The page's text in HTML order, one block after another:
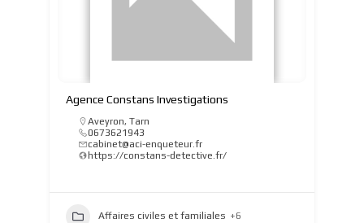
Agence Constans Investigations
Aveyron, Tarn
0673621943
cabinet@aci-enqueteur.fr
https://constans-detective.fr/
Affaires civiles et familiales +6